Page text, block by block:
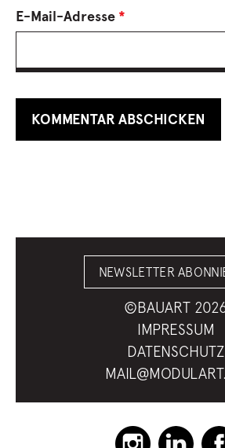
E-Mail-Adresse *
NEWSLETTER
©BAUART
IMPRESSUM
DATENSCHUTZ